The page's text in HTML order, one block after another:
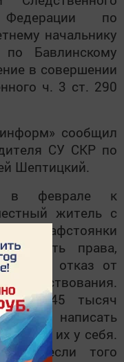
Федерации по
начальнику
Бавлинскому
в совершении
ч. 3 ст. 290
сообщил
СУ СКР по
Шептицкий.
в феврале к
житель с
штрафстоянки
права,
за отказ от
в 45 тысяч
написать
их у себя.
если того